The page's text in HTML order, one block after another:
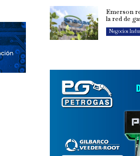
Emerson
la red de
Negocios